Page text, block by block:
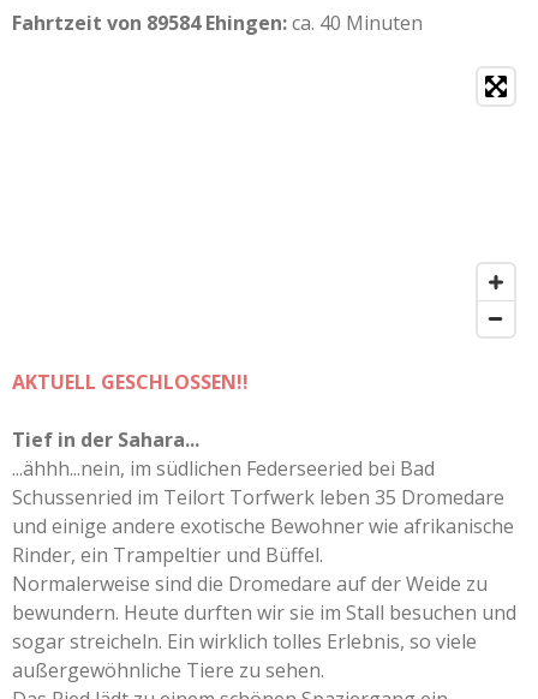
Fahrtzeit von 89584 Ehingen:ca. 40 Minuten
AKTUELL GESCHLOSSEN!!
Tief in der Sahara...
...ähhh...nein, im südlichen Federseeried bei Bad
Schussenried im Teilort Torfwerk leben 35 Dromedare
und einige andere exotische Bewohner wie afrikanische
Rinder, ein Trampeltier und Büffel.
Normalerweise sind die Dromedare auf der Weide zu
bewundern. Heute durften wir sie im Stall besuchen und
sogar streicheln. Ein wirklich tolles Erlebnis, so viele
außergewöhnliche Tiere zu sehen.